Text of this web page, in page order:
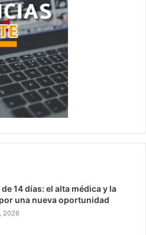
14 días: el alta médica y la
una nueva oportunidad
2026